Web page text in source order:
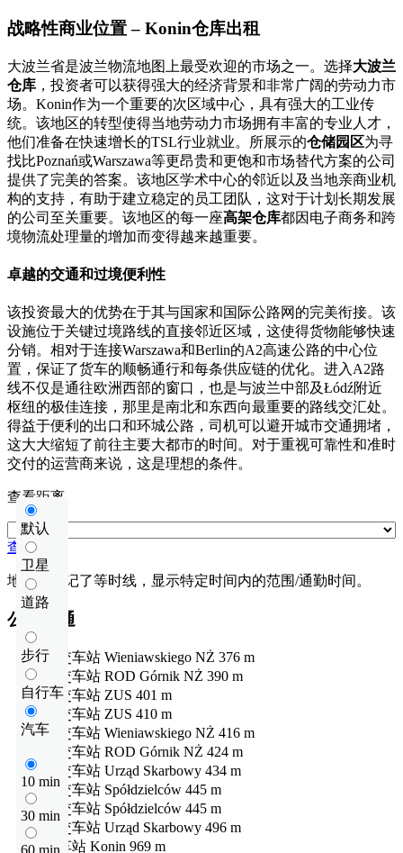
战略性商业位置 – Konin仓库出租
大波兰省是波兰物流地图上最受欢迎的市场之一。选择大波兰
仓库 ，投资者可以获得强大的经济背景和非常广阔的劳动力市
场。Konin作为一个重要的次区域中心，具有强大的工业传
统。该地区的转型使得当地劳动力市场拥有丰富的专业人才，
他们准备在快速增长的TSL行业就业。所展示的仓储园区为寻
找比Poznań或Warszawa等更昂贵和更饱和市场替代方案的公司
提供了完美的答案。该地区学术中心的邻近以及当地亲商业机
构的支持，有助于建立稳定的员工团队，这对于计划长期发展
的公司至关重要。该地区的每一座高架仓库都因电子商务和跨
境物流处理量的增加而变得越来越重要。
卓越的交通和过境便利性
该投资最大的优势在于其与国家和国际公路网的完美衔接。该
设施位于关键过境路线的直接邻近区域，这使得货物能够快速
分销。相对于连接Warszawa和Berlin的A2高速公路的中心位
置，保证了货车的顺畅通行和每条供应链的优化。进入A2路
线不仅是通往欧洲西部的窗口，也是与波兰中部及Łódź附近
枢纽的极佳连接，那里是南北和东西向最重要的路线交汇处。
得益于便利的出口和环城公路，司机可以避开城市交通拥堵，
这大大缩短了前往主要大都市的时间。对于重视可靠性和准时
交付的运营商来说，这是理想的条件。
默认
卫星
道路
步行
自行车
汽车
10 min
30 min
查看距离
查看距离
地图上标记了等时线，显示特定时间内的范围/通勤时间。
公共交通
公交车站 Wieniawskiego NŻ 376 m
公交车站 ROD Górnik NŻ 390 m
公交车站 ZUS 401 m
公交车站 ZUS 410 m
公交车站 Wieniawskiego NŻ 416 m
公交车站 ROD Górnik NŻ 424 m
公交车站 Urząd Skarbowy 434 m
公交车站 Spółdzielców 445 m
公交车站 Spółdzielców 445 m
公交车站 Urząd Skarbowy 496 m
火车站 Konin 969 m